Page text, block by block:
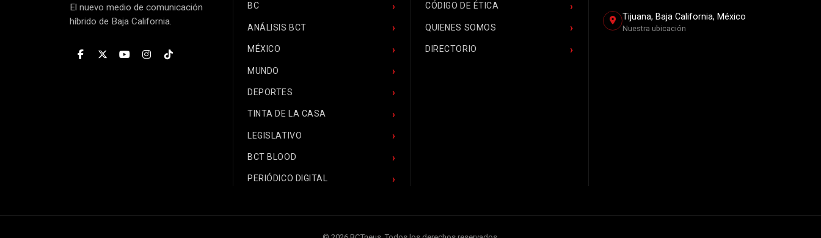
El nuevo medio de comunicación
híbrido de Baja California.
BC
ANÁLISIS BCT
MÉXICO
MUNDO
DEPORTES
TINTA DE LA CASA
LEGISLATIVO
BCT BLOOD
PERIÓDICO DIGITAL
CÓDIGO DE ÉTICA
QUIENES SOMOS
DIRECTORIO
Tijuana, Baja California, México
Nuestra ubicación